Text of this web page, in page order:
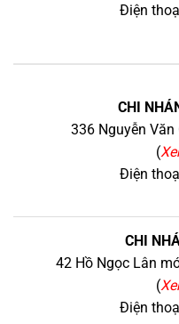
Điện
CHI
336 Nguyễn Văn
(
Điện
CHI
42 Hồ Ngọc Lân
(
Điện